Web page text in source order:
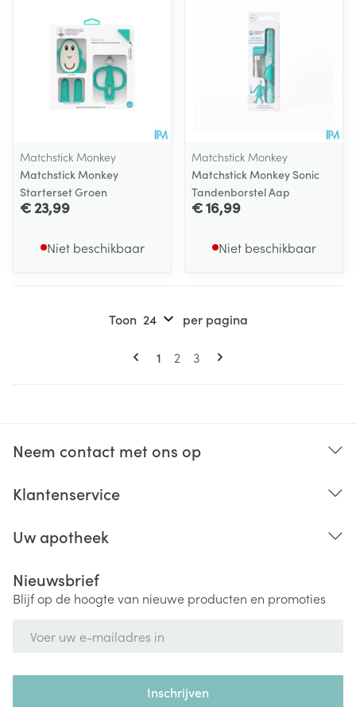
Matchstick Monkey
Matchstick Monkey
Starterset Groen
€ 23,99
Niet beschikbaar
Matchstick Monkey
Matchstick Monkey Sonic
Tandenborstel Aap
€ 16,99
Niet beschikbaar
Pagina's
U lees momenteel pagina
1 Pagina
2 Pagina
3
Toon per pagina
Neem contact met ons op
Klantenservice
Uw apotheek
Nieuwsbrief
Blijf op de hoogte van nieuwe producten en promoties
Inschrijven